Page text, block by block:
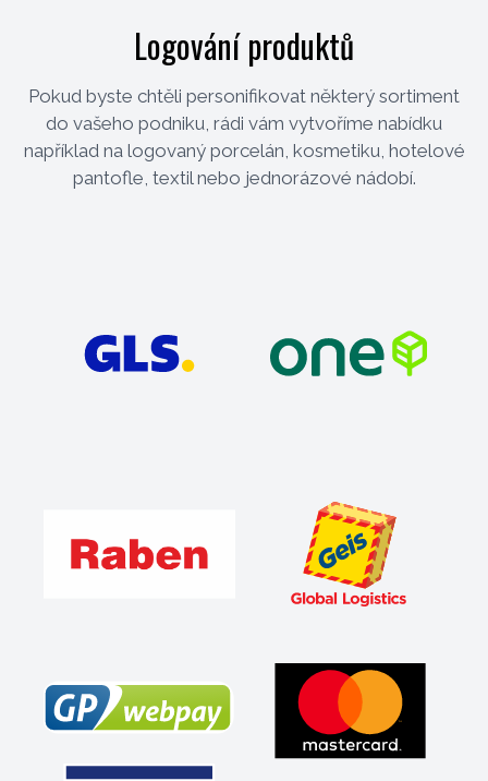
Logování produktů
Pokud byste chtěli personifikovat některý sortiment
do vašeho podniku, rádi vám vytvoříme nabídku
například na logovaný porcelán, kosmetiku, hotelové
pantofle, textil nebo jednorázové nádobí.